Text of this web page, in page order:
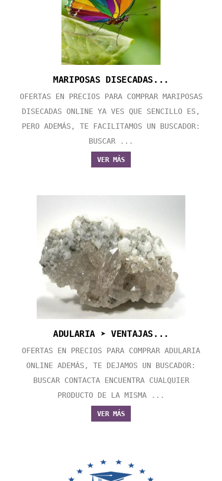
MARIPOSAS DISECADAS...
OFERTAS EN PRECIOS PARA COMPRAR MARIPOSAS
DISECADAS ONLINE YA VES QUE SENCILLO ES,
PERO ADEMÁS, TE FACILITAMOS UN BUSCADOR:
BUSCAR ...
VER MÁS
ADULARIA ➤ VENTAJAS...
OFERTAS EN PRECIOS PARA COMPRAR ADULARIA
ONLINE ADEMÁS, TE DEJAMOS UN BUSCADOR:
BUSCAR CONTACTA ENCUENTRA CUALQUIER
PRODUCTO DE LA MISMA ...
VER MÁS